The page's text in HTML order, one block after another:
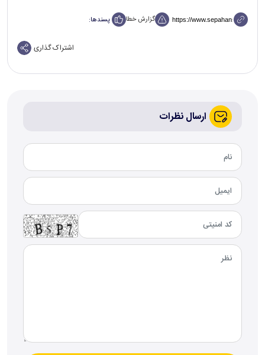
گزارش خطا پسندها:
اشتراک گذاری
ارسال نظرات